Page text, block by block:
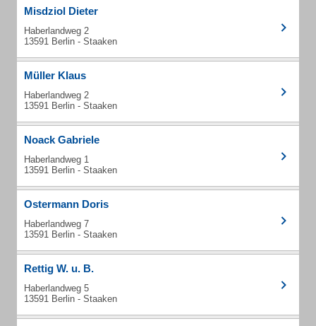
Misdziol Dieter
Haberlandweg 2
13591 Berlin - Staaken
Müller Klaus
Haberlandweg 2
13591 Berlin - Staaken
Noack Gabriele
Haberlandweg 1
13591 Berlin - Staaken
Ostermann Doris
Haberlandweg 7
13591 Berlin - Staaken
Rettig W. u. B.
Haberlandweg 5
13591 Berlin - Staaken